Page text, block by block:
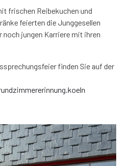
frischen Reibekuchen und
feierten die Junggesellen
noch jungen Karriere mit ihren
finden Sie auf der